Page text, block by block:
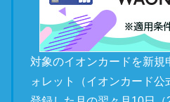
対象のイオンカードを新規
ォレット（イオンカード公